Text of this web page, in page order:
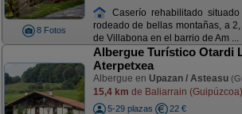
8 Fotos
Caserío rehabilitado
rodeado de bellas montañas, a
de Villabona en el barrio de Am ...
Albergue Turístico Otardi
Aterpetxea
Albergue en Upazan / Asteasu
15,4 km de Baliarrain (Guipúzcoa)
5-29 plazas
22 €